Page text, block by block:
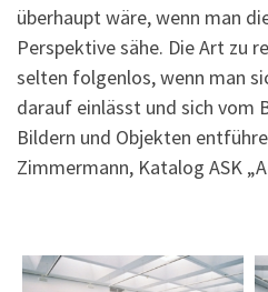
überhaupt wäre, wenn man
Perspektive sähe. Die Art zu
selten folgenlos, wenn man
darauf einlässt und sich vom
Bildern und Objekten
Zimmermann, Katalog ASK